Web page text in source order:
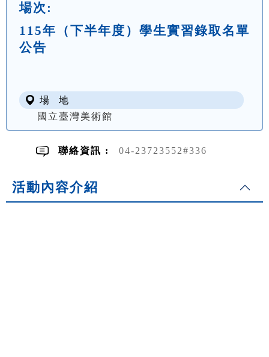
場次:
115年（下半年度）學生實習錄取名單
公告
場 地
國立臺灣美術館
聯絡資訊 : 04-23723552#336
活動內容介紹